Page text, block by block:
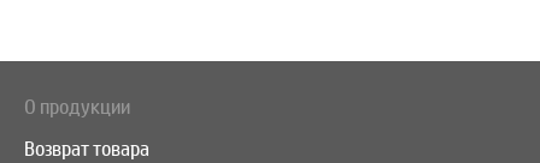
О продукции
Возврат товара